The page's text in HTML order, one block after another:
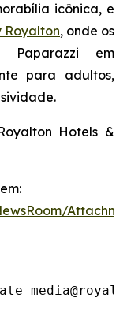
icônica, e
Royalton, onde os
em
para adultos,
Hotels &